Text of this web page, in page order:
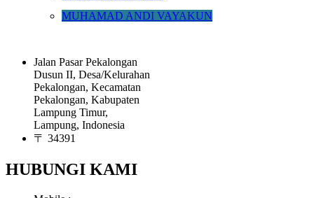
MUHAMAD ANDI VAYAKUN
Jalan Pasar Pekalongan
Dusun II, Desa/Kelurahan
Pekalongan, Kecamatan
Pekalongan, Kabupaten
Lampung Timur,
Lampung, Indonesia
〒 34391
HUBUNGI KAMI